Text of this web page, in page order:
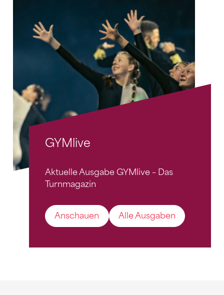
GYMlive
Aktuelle Ausgabe GYMlive – Das
Turnmagazin
Anschauen Alle Ausgaben